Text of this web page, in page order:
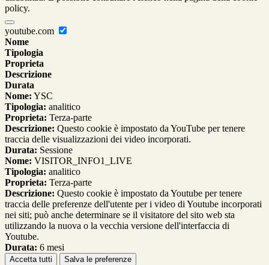
policy.
youtube.com
Nome
Tipologia
Proprieta
Descrizione
Durata
Nome: YSC
Tipologia: analitico
Proprieta: Terza-parte
Descrizione: Questo cookie è impostato da YouTube per tenere
traccia delle visualizzazioni dei video incorporati.
Durata: Sessione
Nome: VISITOR_INFO1_LIVE
Tipologia: analitico
Proprieta: Terza-parte
Descrizione: Questo cookie è impostato da Youtube per tenere
traccia delle preferenze dell'utente per i video di Youtube incorporati
nei siti; può anche determinare se il visitatore del sito web sta
utilizzando la nuova o la vecchia versione dell'interfaccia di
Youtube.
Durata: 6 mesi
Accetta tutti Salva le preferenze